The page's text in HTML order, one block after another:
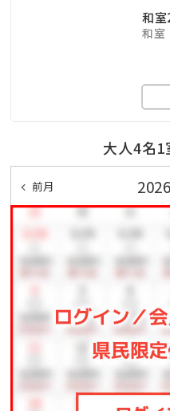
和室
和室
大人4名1
前月